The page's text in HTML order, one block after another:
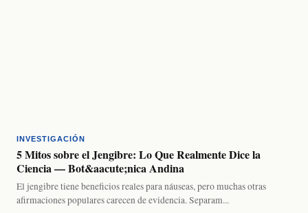
INVESTIGACIÓN
5 Mitos sobre el Jengibre: Lo Que Realmente Dice la
Ciencia — Bot&aacute;nica Andina
El jengibre tiene beneficios reales para náuseas, pero muchas otras
afirmaciones populares carecen de evidencia. Separam...